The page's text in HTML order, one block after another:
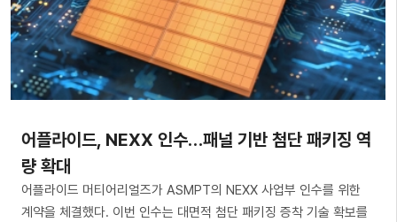
어플라이드, NEXX 인수…패널 기반 첨단 패키징 역
량 확대
어플라이드 머티어리얼즈가 ASMPT의 NEXX 사업부 인수를 위한
계약을 체결했다. 이번 인수는 대면적 첨단 패키징 증착 기술 확보를